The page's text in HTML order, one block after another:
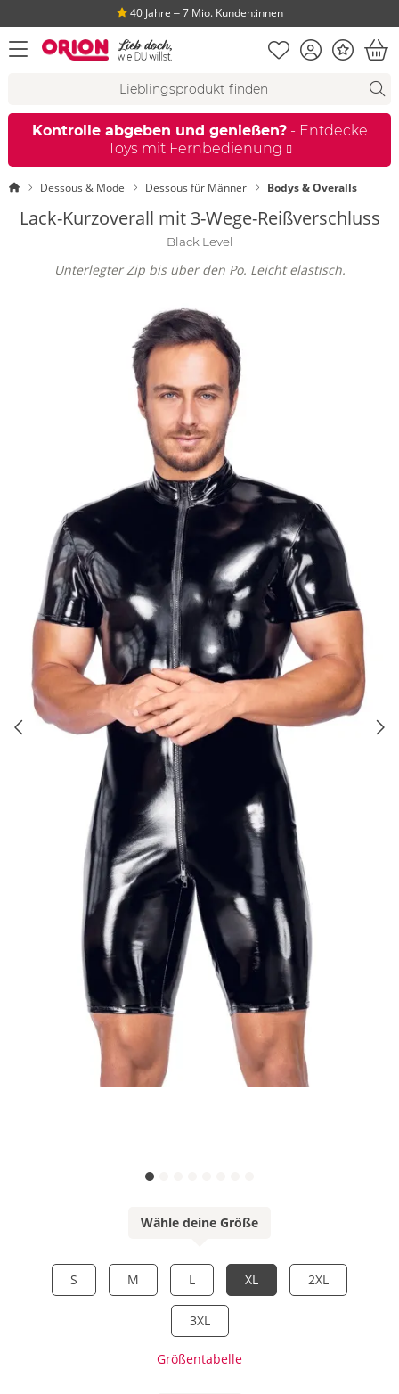
40 Jahre ‒ 7 Mio. Kunden:innen
Menü öffnen Merkliste
KontoBonus
Kontrolle abgeben und genießen?- Entdecke
Toys mit Fernbedienung
StartseiteDessous & Mode Dessous für Männer Bodys & Overalls
Lack-Kurzoverall mit 3-Wege-Reißverschluss
Black Level
Unterlegter Zip bis über den Po. Leicht elastisch.
Wähle deine Größe
S M L XL 2XL
3XL
Größentabelle